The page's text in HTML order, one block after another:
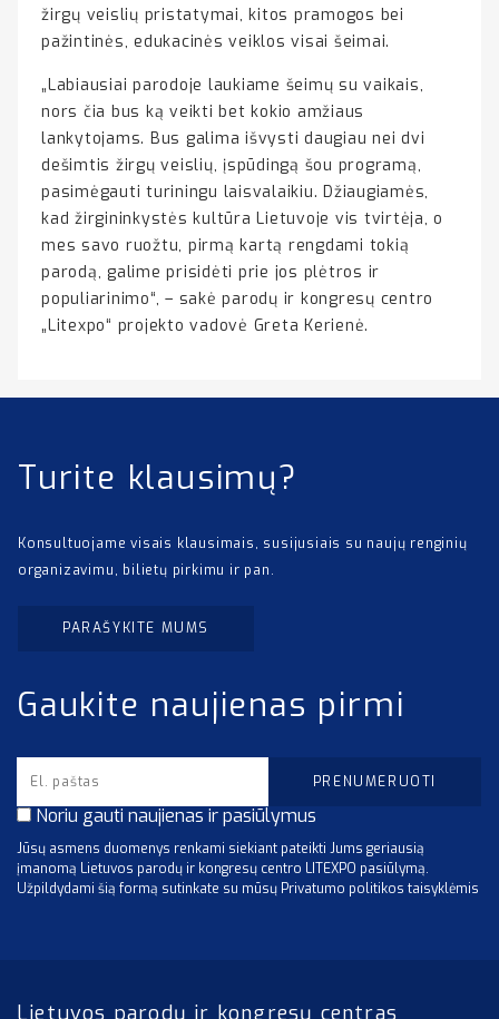
žirgų veislių pristatymai, kitos pramogos bei
pažintinės, edukacinės veiklos visai šeimai.
„Labiausiai parodoje laukiame šeimų su vaikais,
nors čia bus ką veikti bet kokio amžiaus
lankytojams. Bus galima išvysti daugiau nei dvi
dešimtis žirgų veislių, įspūdingą šou programą,
pasimėgauti turiningu laisvalaikiu. Džiaugiamės,
kad žirgininkystės kultūra Lietuvoje vis tvirtėja, o
mes savo ruožtu, pirmą kartą rengdami tokią
parodą, galime prisidėti prie jos plėtros ir
populiarinimo“, – sakė parodų ir kongresų centro
„Litexpo“ projekto vadovė Greta Kerienė.
Turite klausimų?
Konsultuojame visais klausimais, susijusiais su naujų renginių
organizavimu, bilietų pirkimu ir pan.
PARAŠYKITE MUMS
Gaukite naujienas pirmi
Noriu gauti naujienas ir pasiūlymus
Jūsų asmens duomenys renkami siekiant pateikti Jums geriausią
įmanomą Lietuvos parodų ir kongresų centro LITEXPO pasiūlymą.
Užpildydami šią formą sutinkate su mūsų Privatumo politikos taisyklėmis
Lietuvos parodų ir kongresų centras